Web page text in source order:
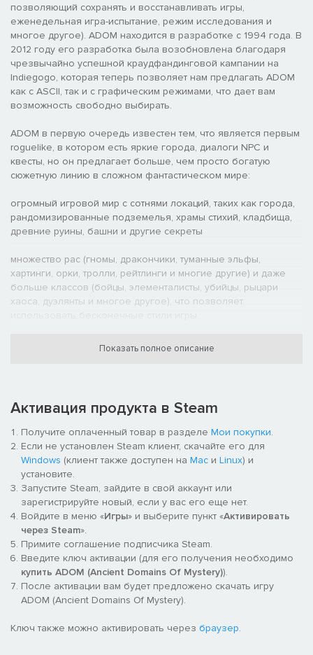
позволяющий сохранять и восстанавливать игры,
еженедельная игра-испытание, режим исследования и
многое другое). ADOM находится в разработке с 1994 года. В
2012 году его разработка была возобновлена ​​благодаря
чрезвычайно успешной краудфандинговой кампании на
Indiegogo, которая теперь позволяет нам предлагать ADOM
как с ASCII, так и с графическим режимами, что дает вам
возможность свободно выбирать.
ADOM в первую очередь известен тем, что является первым
roguelike, в котором есть яркие города, диалоги NPC и
квесты, но он предлагает больше, чем просто богатую
сюжетную линию в сложном фантастическом мире:
огромный игровой мир с сотнями локаций, таких как города,
рандомизированные подземелья, храмы стихий, кладбища,
древние руины, башни и другие секреты
множество рас (гномы, дракончики, туманные эльфы,
хартинги, орки, тролли, рейтлинги и многие другие) и даже
больше классов (бойцы, элементалисты, убийцы, рыцари
хаоса, дуэлянты и многое другое), что позволяет
сотни монстров и предметов, многие с улучшенными
превращает вас в мерзкого монстра, но в то же время дает
нечеловеческие преимущества - большую часть времени)
заклинания, молитвы, умение, алхимия, крафтинг и многое
десятки квестов и разветвленных сюжетных линий
множество совершенно разных концовок, которые могут
изменить саму реальность (просто прогоните Хаос, убейте
бога или даже станьте бессмертным, и т. д.)!
различные игровые режимы (сюжетный режим,
позволяющий загружать и сохранять игры, режим испытаний,
чтобы встретить особые еженедельные испытания, режим
исследования для бесплатной палочки желаний и многое
Показать полное описание
Активация продукта в Steam
Получите оплаченный товар в разделе Мои покупки.
Если не установлен Steam клиент, скачайте его для
Windows (клиент также доступен на Mac и Linux) и
установите.
Запустите Steam, зайдите в свой аккаунт или
зарегистрируйте новый, если у вас его еще нет.
Войдите в меню «Игры» и выберите пункт «Активировать
через Steam».
Примите соглашение подписчика Steam.
Введите ключ активации (для его получения необходимо
купить ADOM (Ancient Domains Of Mystery)).
После активации вам будет предложено скачать игру
ADOM (Ancient Domains Of Mystery).
Ключ также можно активировать через браузер.